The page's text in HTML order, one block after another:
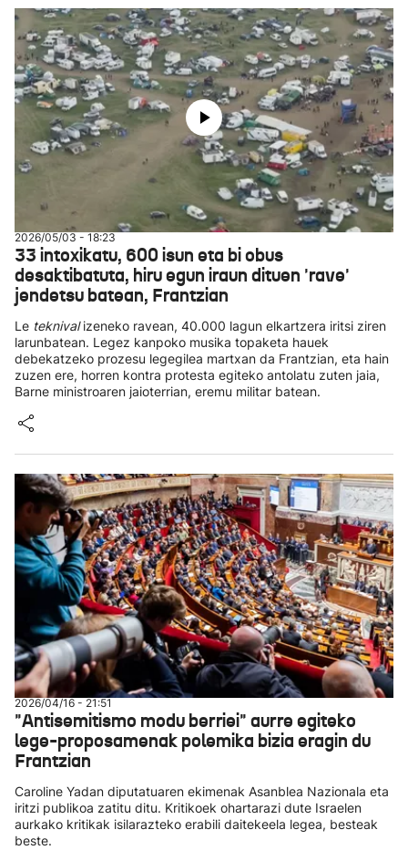
2026/05/03 - 18:23
33 intoxikatu, 600 isun eta bi obus
desaktibatuta, hiru egun iraun dituen 'rave'
jendetsu batean, Frantzian
Le teknivalizeneko ravean, 40.000 lagun elkartzera iritsi ziren
larunbatean. Legez kanpoko musika topaketa hauek
debekatzeko prozesu legegilea martxan da Frantzian, eta hain
zuzen ere, horren kontra protesta egiteko antolatu zuten jaia,
Barne ministroaren jaioterrian, eremu militar batean.
2026/04/16 - 21:51
"Antisemitismo modu berriei" aurre egiteko
lege-proposamenak polemika bizia eragin du
Frantzian
Caroline Yadan diputatuaren ekimenak Asanblea Nazionala eta
iritzi publikoa zatitu ditu. Kritikoek ohartarazi dute Israelen
aurkako kritikak isilarazteko erabili daitekeela legea, besteak
beste.